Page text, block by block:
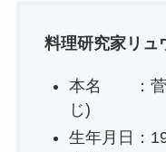
料理研究家リュ
本名 ：菅
じ)
生年月日：